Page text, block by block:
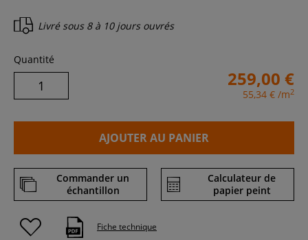
Livré sous 8 à 10 jours ouvrés
Quantité
259,00 €
55,34 € /m2
AJOUTER AU PANIER
Commander un
échantillon
Calculateur de
papier peint
Fiche technique